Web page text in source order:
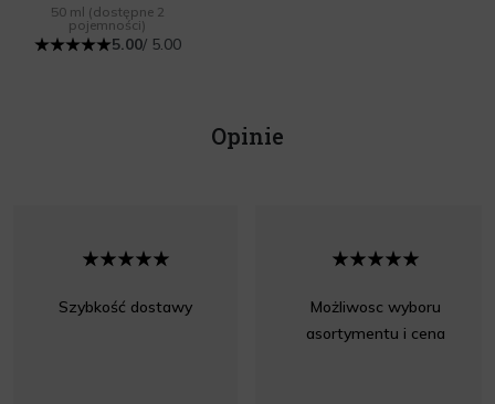
50 ml (dostępne 2
pojemności)
5.00/ 5.00
Opinie
Szybkość dostawy
Możliwosc wyboru
asortymentu i cena